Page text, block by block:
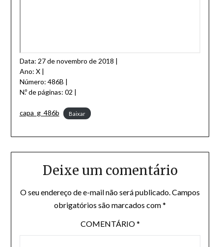
Data: 27 de novembro de 2018 |
Ano: X |
Número: 486B |
N.º de páginas: 02 |
capa_g_486b Baixar
Deixe um comentário
O seu endereço de e-mail não será publicado.Campos
obrigatórios são marcados com*
COMENTÁRIO*